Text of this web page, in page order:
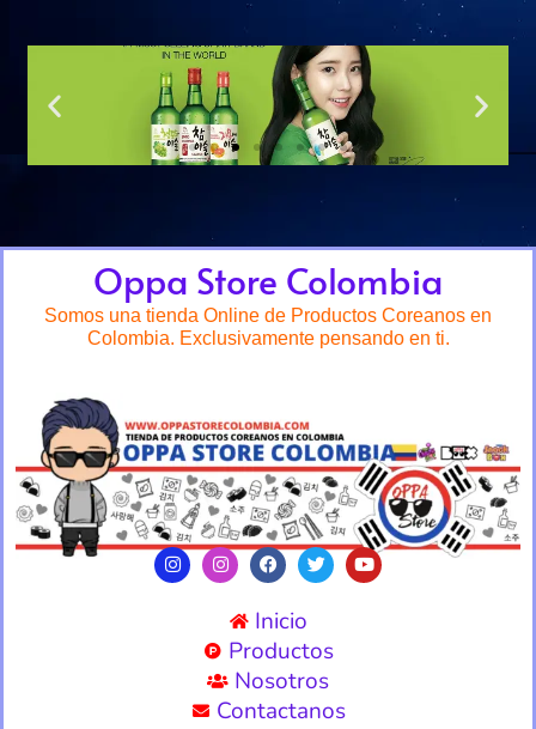
Oppa Store Colombia
Somos una tienda Online de Productos Coreanos en
Colombia. Exclusivamente pensando en ti.
Inicio
Productos
Nosotros
Contactanos